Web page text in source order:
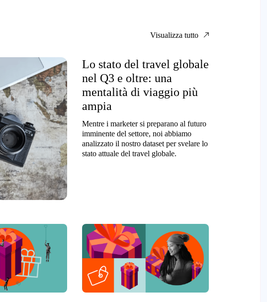
Visualizza tutto
Lo stato del travel globale
nel Q3 e oltre: una
mentalità di viaggio più
ampia
Mentre i marketer si preparano al futuro
imminente del settore, noi abbiamo
analizzato il nostro dataset per svelare lo
stato attuale del travel globale.